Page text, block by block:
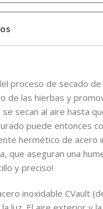
proceso de secado
de las hierbas y
secan al aire hasta
puede entonces
hermético de acero
que aseguran una
y preciso!
inoxidable CVault